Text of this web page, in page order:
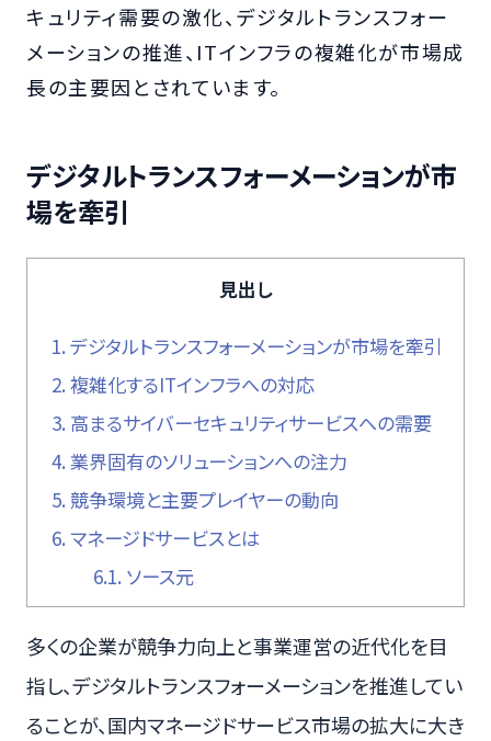
キュリティ需要の激化、デジタルトランスフォー
メーションの推進、ITインフラの複雑化が市場成
長の主要因とされています。
デジタルトランスフォーメーションが市
場を牽引
見出し
1. デジタルトランスフォーメーションが市場を牽引
2. 複雑化するITインフラへの対応
3. 高まるサイバーセキュリティサービスへの需要
4. 業界固有のソリューションへの注力
5. 競争環境と主要プレイヤーの動向
6. マネージドサービスとは
6.1. ソース元
多くの企業が競争力向上と事業運営の近代化を目
指し、デジタルトランスフォーメーションを推進してい
ることが、国内マネージドサービス市場の拡大に大き